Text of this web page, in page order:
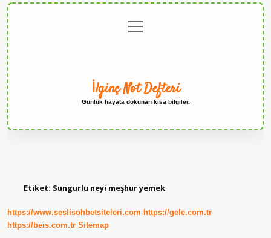
menüyü
aç
İlginç Not Defteri
Günlük hayata dokunan kısa bilgiler.
Etiket: Sungurlu neyi meşhur yemek
https://www.seslisohbetsiteleri.com https://gele.com.tr
https://beis.com.tr Sitemap